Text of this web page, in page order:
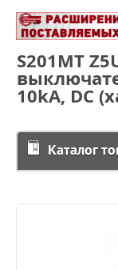
S201MT
10kA, DC
Каталог